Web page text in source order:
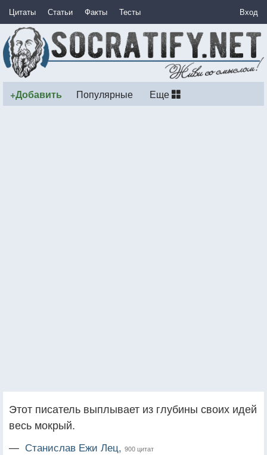
Цитаты Статьи Факты Тесты Вход
+Добавить Популярные Еще
Этот писатель выплывает из глубины своих идей
весь мокрый.
— Станислав Ежи Лец, 900 цитат